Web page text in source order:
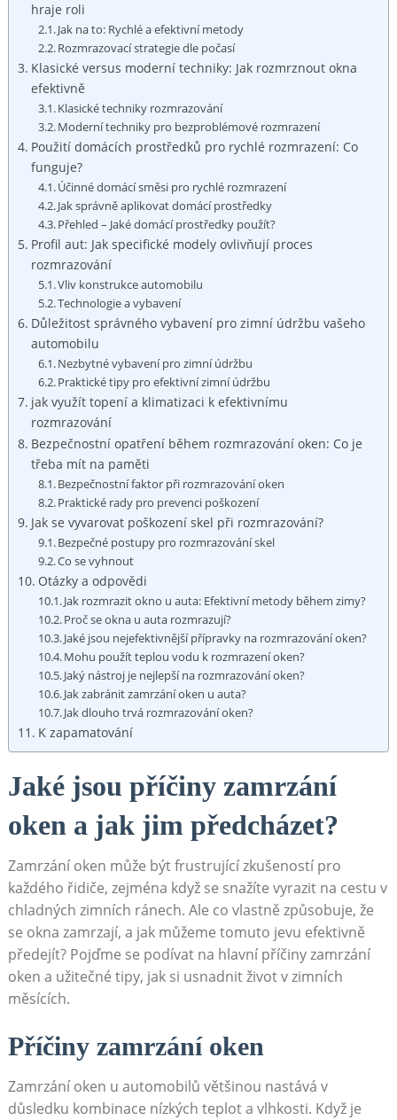
hraje roli
Jak na to: Rychlé a efektivní metody
Rozmrazovací strategie dle počasí
Klasické ⁤versus ⁢moderní techniky:⁢ Jak ⁤rozmrznout okna
efektivně
Klasické techniky rozmrazování
Moderní techniky pro bezproblémové ‌rozmrazení
Použití domácích prostředků pro rychlé rozmrazení: ⁣Co‍
funguje?
Účinné domácí směsi pro rychlé⁢ rozmrazení
Jak ‌správně aplikovat domácí prostředky
Přehled – Jaké domácí prostředky použít?
Profil aut: Jak specifické modely‌ ovlivňují‍ proces
rozmrazování
Vliv‍ konstrukce automobilu
Technologie a‌ vybavení
Důležitost správného vybavení pro zimní údržbu vašeho
automobilu
Nezbytné vybavení⁢ pro‌ zimní údržbu
Praktické tipy ⁢pro efektivní zimní údržbu
jak využít ⁣topení a klimatizaci k efektivnímu
rozmrazování
Bezpečnostní opatření během rozmrazování ​oken: Co je
⁤třeba ​mít na paměti
Bezpečnostní faktor při rozmrazování oken
Praktické rady ​pro prevenci poškození
Jak se vyvarovat poškození skel při rozmrazování?
Bezpečné postupy pro‌ rozmrazování skel
Co se vyhnout
Otázky ⁣a⁢ odpovědi
Jak rozmrazit okno u auta: Efektivní metody⁢ během zimy?
Proč se okna ⁣u auta rozmrazují?
Jaké jsou nejefektivnější přípravky na rozmrazování oken?
Mohu použít teplou⁢ vodu k rozmrazení oken?
Jaký nástroj je nejlepší na rozmrazování oken?
Jak ⁤zabránit zamrzání oken u ‌auta?
Jak dlouho trvá rozmrazování oken?
K ​zapamatování
Jaké ​jsou příčiny zamrzání
oken ⁤a jak ‍jim předcházet?
Zamrzání oken může být frustrující zkušeností pro
každého řidiče, zejména když se snažíte vyrazit ‍na cestu v
chladných zimních ránech. Ale co vlastně způsobuje, že
⁣se okna zamrzají, a jak můžeme tomuto​ jevu efektivně
předejít? Pojďme ⁣se podívat na hlavní příčiny zamrzání
oken a užitečné tipy, jak si usnadnit⁣ život v zimních
měsících.
Příčiny zamrzání oken
Zamrzání oken u automobilů ⁣většinou nastává v
důsledku kombinace nízkých teplot a vlhkosti.​ Když je